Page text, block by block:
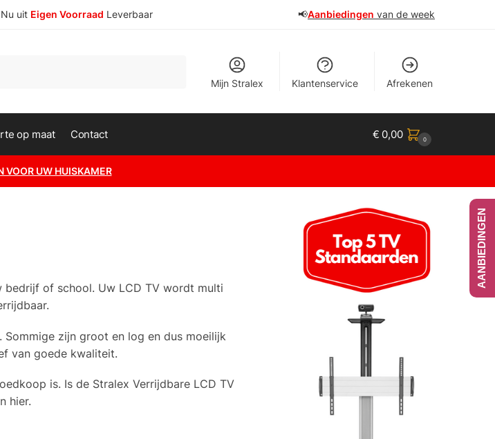
uit Eigen Voorraad Leverbaar 📢Aanbiedingen van de week
Mijn Stralex Klantenservice Afrekenen
op maat Contact € 0,00 0
VOOR UW HUISKAMER
bedrijf of school. Uw LCD TV wordt multi
zijn groot en log en dus moeilijk
van goede kwaliteit.
is. Is de Stralex Verrijdbare LCD TV
hier.
AANBIEDINGEN